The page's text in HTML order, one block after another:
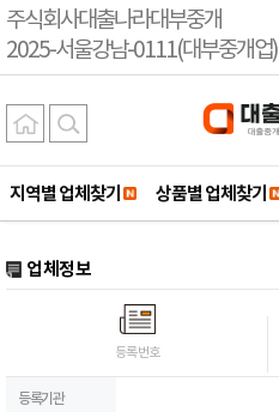
주식회사대출나라대부중개
2025-서울강남-0111(대부중개업)
지역별 업체찾기 상품별 업체찾기
업체정보
등록번호
등록기관